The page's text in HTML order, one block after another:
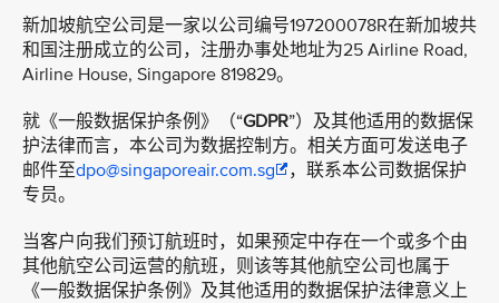
新加坡航空公司是一家以公司编号197200078R在新加坡共
和国注册成立的公司，注册办事处地址为25 Airline Road,
Airline House, Singapore 819829。
就《一般数据保护条例》（“GDPR”）及其他适用的数据保
护法律而言，本公司为数据控制方。相关方面可发送电子
邮件至dpo@singaporeair.com.sg
，联系本公司数据保护
专员。
当客户向我们预订航班时，如果预定中存在一个或多个由
其他航空公司运营的航班，则该等其他航空公司也属于
《一般数据保护条例》及其他适用的数据保护法律意义上